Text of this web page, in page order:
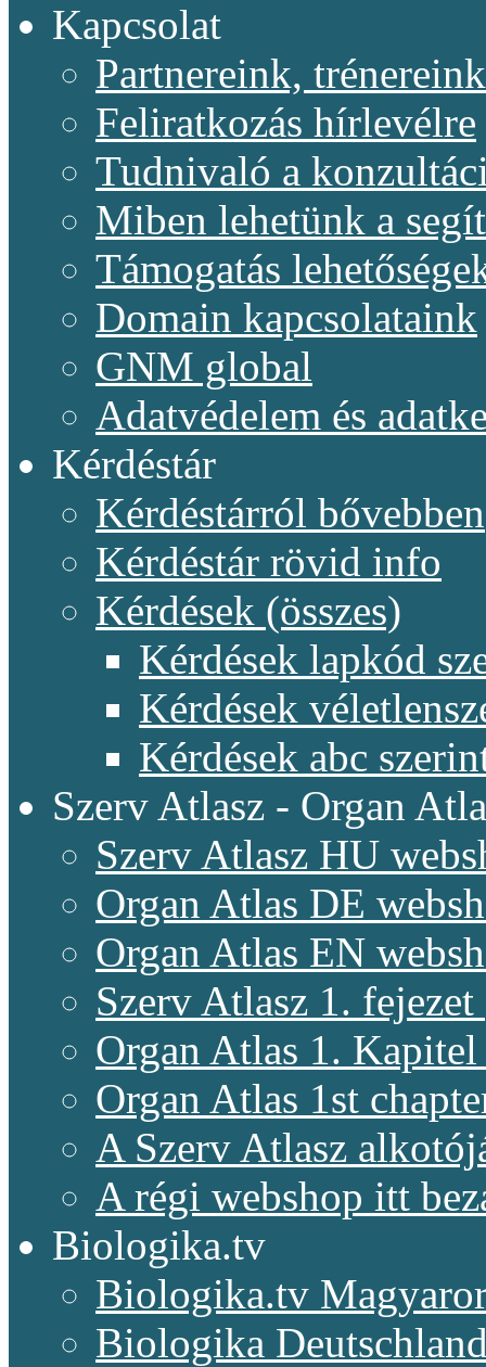
Kapcsolat
Partnereink, trénereink
Feliratkozás hírlevélre
Tudnivaló a
Miben lehetünk a
Támogatás
Domain kapcsolataink
GNM global
Adatvédelem és
Kérdéstár
Kérdéstárról bővebben
Kérdéstár rövid info
Kérdések (összes)
Kérdések lapkód
Kérdések
Kérdések abc
Szerv Atlasz - Organ
Szerv Atlasz HU
Organ Atlas DE
Organ Atlas EN
Szerv Atlasz 1.
Organ Atlas 1.
Organ Atlas 1st
A Szerv Atlasz
A régi webshop itt
Biologika.tv
Biologika.tv
Biologika